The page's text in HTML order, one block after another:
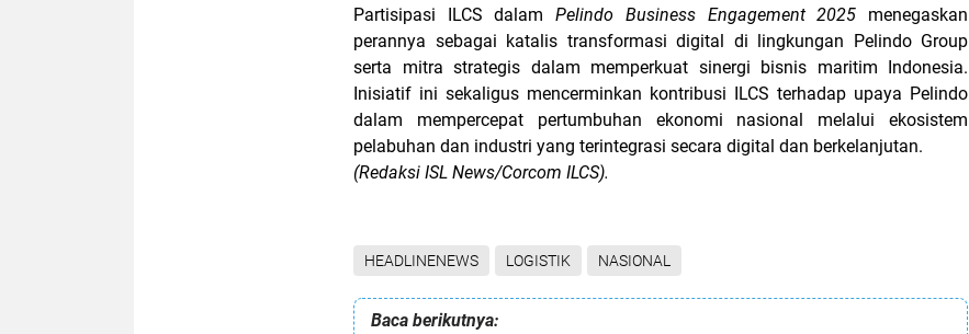
Partisipasi ILCS dalamPelindo Business Engagement 2025 menegaskan
perannya sebagai katalis transformasi digital di lingkungan Pelindo Group
serta mitra strategis dalam memperkuat sinergi bisnis maritim Indonesia.
Inisiatif ini sekaligus mencerminkan kontribusi ILCS terhadap upaya Pelindo
dalam mempercepat pertumbuhan ekonomi nasional melalui ekosistem
pelabuhan dan industri yang terintegrasi secara digital dan berkelanjutan.
(Redaksi ISL News/Corcom ILCS).
HEADLINENEWS LOGISTIK NASIONAL
Baca berikutnya: